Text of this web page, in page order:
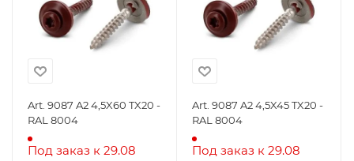
Art. 9087 A2 4,5X60 TX20 -
RAL 8004
Под заказ к 29.08
Art. 9087 A2 4,5X45 TX20 -
RAL 8004
Под заказ к 29.08